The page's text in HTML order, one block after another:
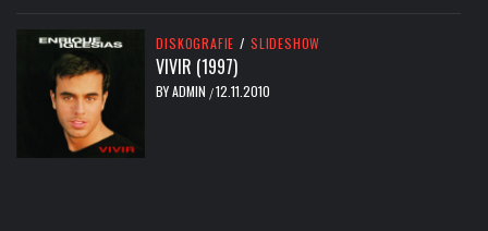
DISKOGRAFIE / SLIDESHOW
VIVIR (1997)
BYADMIN /12.11.2010